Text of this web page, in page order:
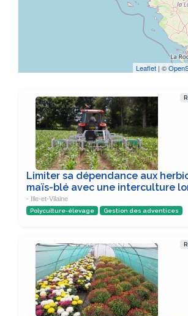
Leaflet | ©
Limiter sa dépendance aux
maïs-blé avec une interculture
- Ille-et-Vilaine
Polyculture-élevage Gestion des adventices